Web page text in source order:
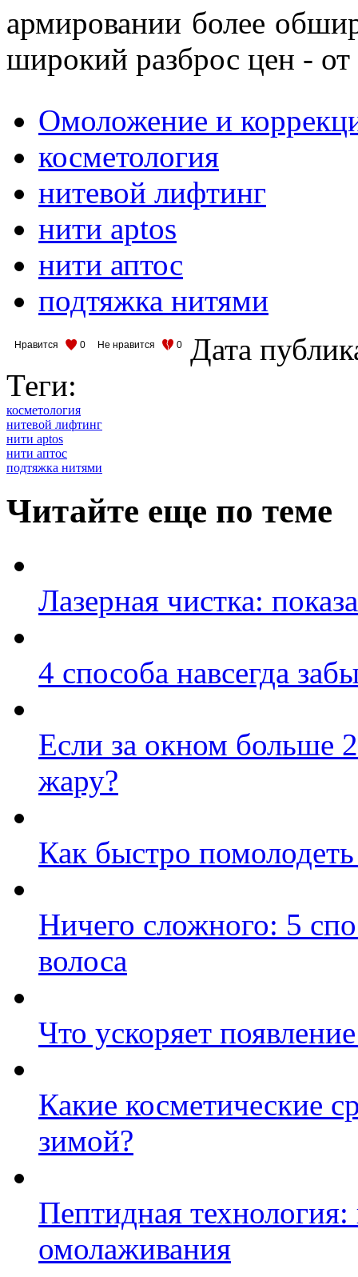
армировании более
широкий разброс цен ‑
Омоложение и
косметология
нитевой лифтинг
нити aptos
нити аптос
подтяжка нитями
Нравится 0 Не нравится 0
Дата
Теги:
косметология
нитевой лифтинг
нити aptos
нити аптос
подтяжка нитями
Читайте еще по теме
Лазерная чистка:
4 способа навсегда
Если за окном больше
жару?
Как быстро
Ничего сложного: 5
волоса
Что ускоряет
Какие косметические
зимой?
Пептидная
омолаживания